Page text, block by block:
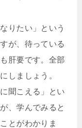
りたい」という
が、待っている
肝要です。全部
しましょう。
聞こえる」とい
、学んでみると
とがわかりま